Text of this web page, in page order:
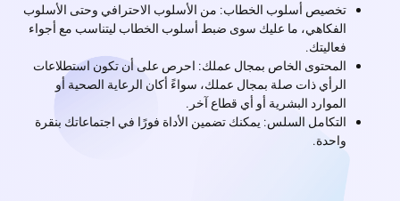
تخصيص أسلوب الخطاب: من الأسلوب الاحترافي وحتى الأسلوب
الفكاهي، ما عليك سوى ضبط أسلوب الخطاب ليتناسب مع أجواء
فعاليتك.
المحتوى الخاص بمجال عملك: احرص على أن تكون استطلاعات
الرأي ذات صلة بمجال عملك، سواءً أكان الرعاية الصحية أو
الموارد البشرية أو أي قطاع آخر.
التكامل السلس: يمكنك تضمين الأداة فورًا في اجتماعاتك بنقرة
واحدة.